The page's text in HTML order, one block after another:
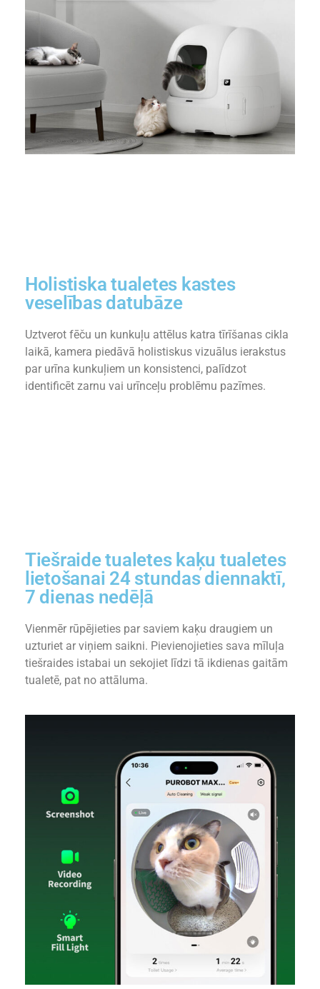
Holistiska tualetes kastes
veselības datubāze
Uztverot fēču un kunkuļu attēlus katra tīrīšanas cikla
laikā, kamera piedāvā holistiskus vizuālus ierakstus
par urīna kunkuļiem un konsistenci, palīdzot
identificēt zarnu vai urīnceļu problēmu pazīmes.
Tiešraide tualetes kaķu tualetes
lietošanai 24 stundas diennaktī,
7 dienas nedēļā
Vienmēr rūpējieties par saviem kaķu draugiem un
uzturiet ar viņiem saikni. Pievienojieties sava mīluļa
tiešraides istabai un sekojiet līdzi tā ikdienas gaitām
tualetē, pat no attāluma.